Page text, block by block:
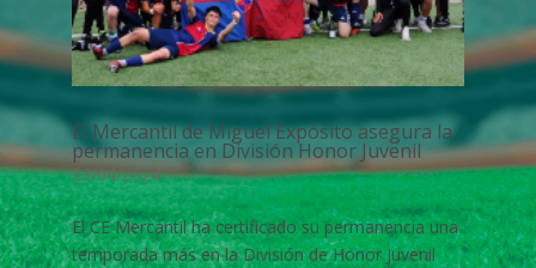
El Mercantil de Miguel Expósito asegura la
permanencia en División Honor Juvenil
23/04/2024
El CE Mercantil ha certificado su permanencia una
temporada más en la División de Honor Juvenil